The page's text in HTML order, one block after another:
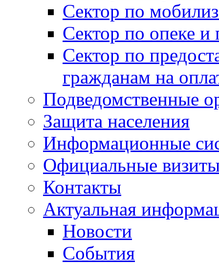
Сектор по
Сектор по опеке и
Сектор по
гражданам на
Подведомственные
Защита населения
Информационные
Официальные
Контакты
Актуальная
Новости
События